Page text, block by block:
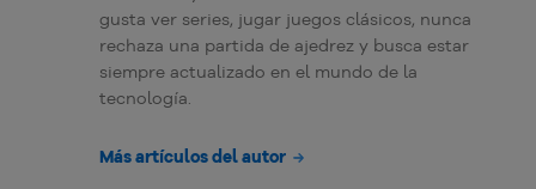
gusta ver series, jugar juegos clásicos, nunca
rechaza una partida de ajedrez y busca estar
siempre actualizado en el mundo de la
tecnología.
Más artículos del autor